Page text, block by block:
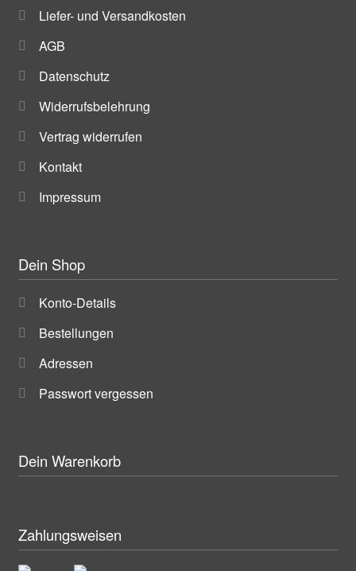
Liefer- und Versandkosten
AGB
Datenschutz
Widerrufsbelehrung
Vertrag widerrufen
Kontakt
Impressum
Dein Shop
Konto-Details
Bestellungen
Adressen
Passwort vergessen
Dein Warenkorb
Zahlungsweisen